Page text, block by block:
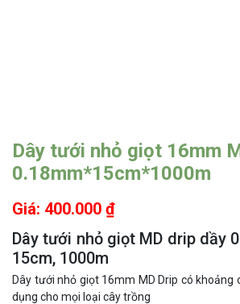
Dây tưới nhỏ giọt 16mm
0.18mm*15cm*1000m
Giá: 400.000 ₫
Dây tưới nhỏ giọt MD drip dầy
15cm, 1000m
Dây tưới nhỏ giọt 16mm MD Drip có khoảng
dụng cho mọi loại cây trồng